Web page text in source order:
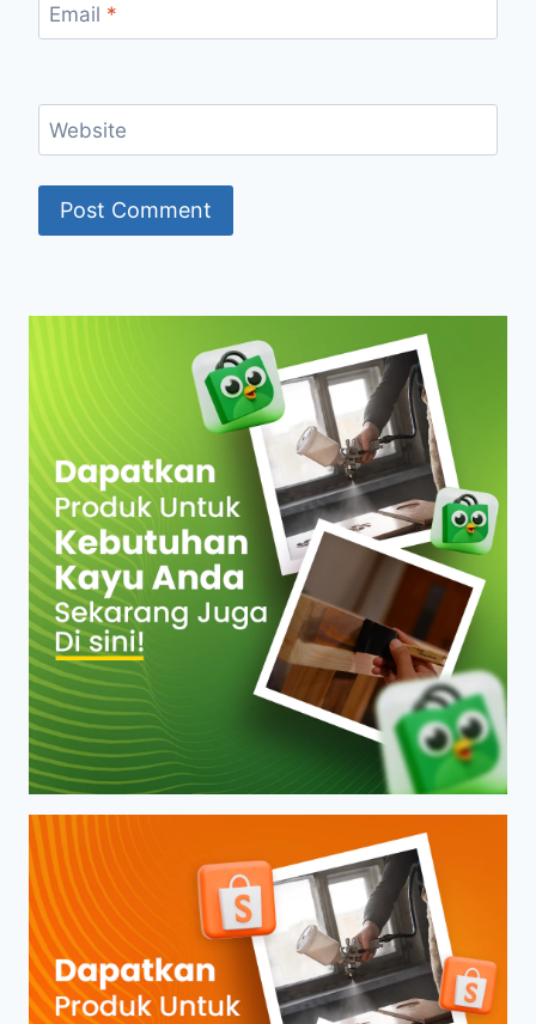
Email *
Website